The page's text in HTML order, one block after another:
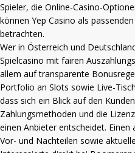
Spieler, die Online-Casino-
können Yep Casino als
betrachten.
Wer in Österreich und
Spielcasino mit fairen
allem auf transparente
Portfolio an Slots sowie Live-
dass sich ein Blick auf den
Zahlungsmethoden und die
einen Anbieter entscheidet.
Vor- und Nachteilen sowie